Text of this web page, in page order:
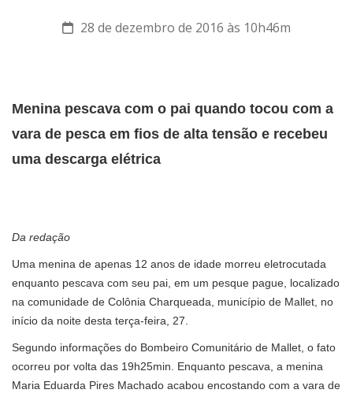
28 de dezembro de 2016 às 10h46m
Menina pescava com o pai quando tocou com a
vara de pesca em fios de alta tensão e recebeu
uma descarga elétrica
Da redação
Uma menina de apenas 12 anos de idade morreu eletrocutada
enquanto pescava com seu pai, em um pesque pague, localizado
na comunidade de Colônia Charqueada, município de Mallet, no
início da noite desta terça-feira, 27.
Segundo informações do Bombeiro Comunitário de Mallet, o fato
ocorreu por volta das 19h25min. Enquanto pescava, a menina
Maria Eduarda Pires Machado acabou encostando com a vara de